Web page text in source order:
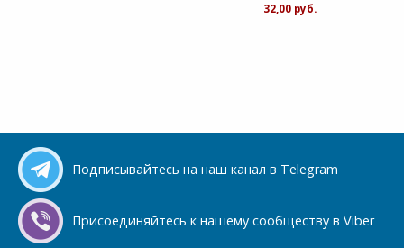
32,00 руб.
Подписывайтесь на наш канал в Telegram
Присоединяйтесь к нашему сообществу в Viber